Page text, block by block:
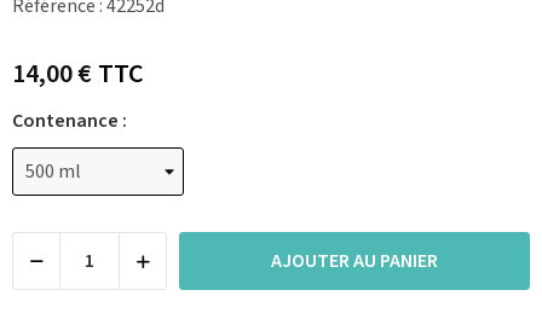
Référence :42252d
14,00 €TTC
Contenance :
AJOUTER AU PANIER